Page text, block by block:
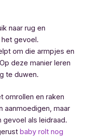
naar rug en
gevoel.
om die armpjes en
deze manier leren
te duwen.
omrollen en raken
aanmoedigen, maar
gevoel als leidraad.
baby rolt nog